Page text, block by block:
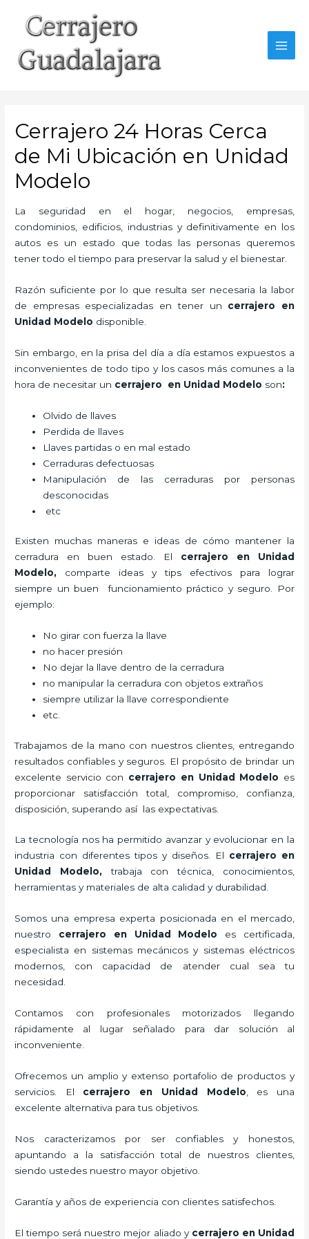
contenido
Cerrajero 24 Horas Cerca
de Mi Ubicación en Unidad
Modelo
La seguridad en el hogar, negocios, empresas,
condominios, edificios, industrias y definitivamente en los
autos es un estado que todas las personas queremos
tener todo el tiempo para preservar la salud y el bienestar.
Razón suficiente por lo que resulta ser necesaria la labor
de empresas especializadas en tener un cerrajero en
Unidad Modelo disponible.
Sin embargo, en la prisa del día a día estamos expuestos a
inconvenientes de todo tipo y los casos más comunes a la
hora de necesitar un cerrajero en Unidad Modelo son:
Olvido de llaves
Perdida de llaves
Llaves partidas o en mal estado
Cerraduras defectuosas
Manipulación de las cerraduras por personas
desconocidas
etc
Existen muchas maneras e ideas de cómo mantener la
cerradura en buen estado. El cerrajero en Unidad
Modelo, comparte ideas y tips efectivos para lograr
siempre un buen funcionamiento práctico y seguro. Por
ejemplo:
No girar con fuerza la llave
no hacer presión
No dejar la llave dentro de la cerradura
no manipular la cerradura con objetos extraños
siempre utilizar la llave correspondiente
etc.
Trabajamos de la mano con nuestros clientes, entregando
resultados confiables y seguros. El propósito de brindar un
excelente servicio con cerrajero en Unidad Modelo es
proporcionar satisfacción total, compromiso, confianza,
disposición, superando así las expectativas.
La tecnología nos ha permitido avanzar y evolucionar en la
industria con diferentes tipos y diseños. El cerrajero en
Unidad Modelo,trabaja con técnica, conocimientos,
herramientas y materiales de alta calidad y durabilidad.
Somos una empresa experta posicionada en el mercado,
nuestro cerrajero en Unidad Modelo es certificada,
especialista en sistemas mecánicos y sistemas eléctricos
modernos, con capacidad de atender cual sea tu
necesidad.
Contamos con profesionales motorizados llegando
rápidamente al lugar señalado para dar solución al
inconveniente.
Ofrecemos un amplio y extenso portafolio de productos y
servicios. El cerrajero en Unidad Modelo , es una
excelente alternativa para tus objetivos.
Nos caracterizamos por ser confiables y honestos,
apuntando a la satisfacción total de nuestros clientes,
siendo ustedes nuestro mayor objetivo.
Garantía y años de experiencia con clientes satisfechos.
El tiempo será nuestro mejor aliado y cerrajero en Unidad